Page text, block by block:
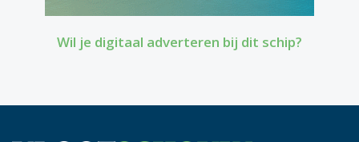
Wil je digitaal adverteren bij dit schip?